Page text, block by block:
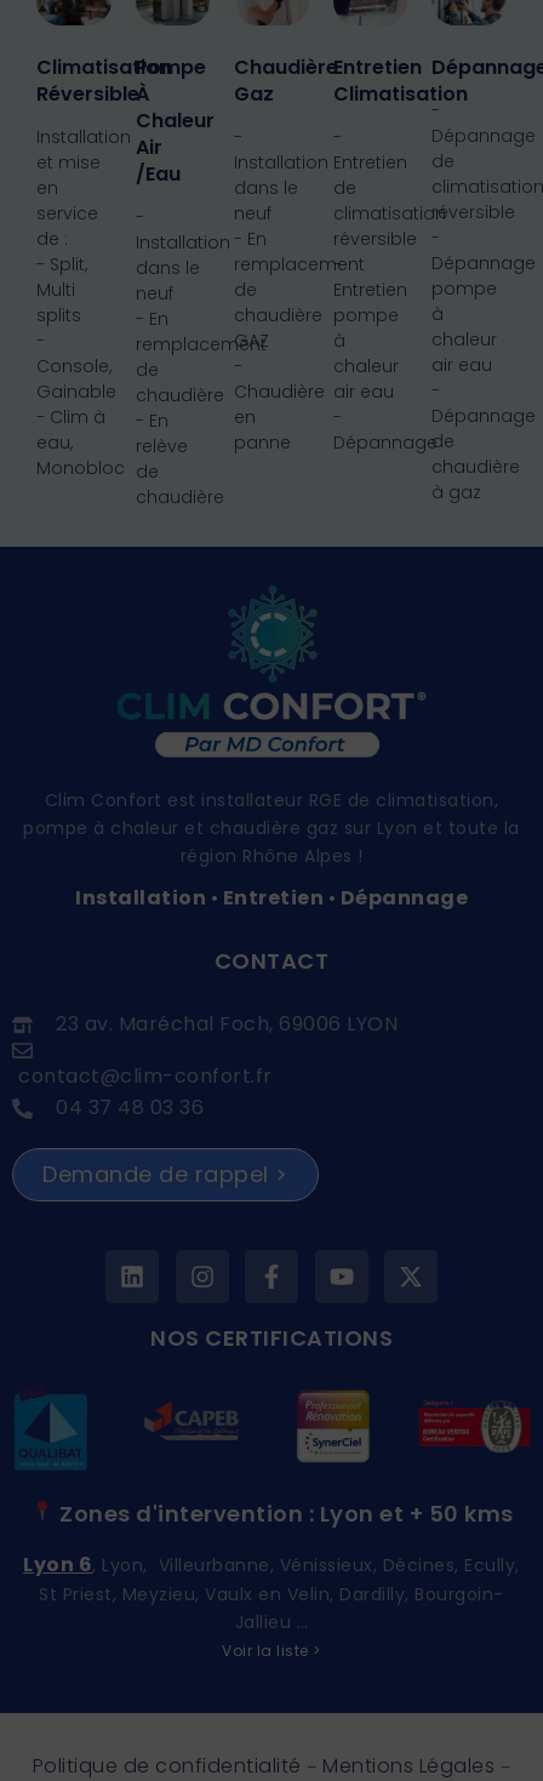
Climatisation
Réversible
Installation
et mise
en
service
de :
- Split,
Multi
splits
-
Console,
Gainable
- Clim à
eau,
Monobloc
Pompe
À
Chaleur
Air
/eau
-
Installation
dans le
neuf
- En
remplacement
de
chaudière
- En
relève
de
chaudière
Chaudière
Gaz
-
Installation
dans le
neuf
- En
remplacement
de
chaudière
GAZ
-
Chaudière
en
panne
Entretien
Climatisation
-
Entretien
de
climatisation
réversible
-
Entretien
pompe
à
chaleur
air eau
-
Dépannage
-
Dépannage
de
réversible
-
Dépannage
pompe
à
chaleur
air eau
-
Dépannage
de
chaudière
à gaz
Clim Confort est installateur RGE de climatisation,
pompe à chaleur et chaudière gaz sur Lyon et toute la
région Rhône Alpes !
Installation • Entretien • Dépannage
CONTACT
23 av. Maréchal Foch, 69006 LYON
contact@clim-confort.fr
04 37 48 03 36
Demande de rappel >
NOS CERTIFICATIONS
Zones d'intervention : Lyon et + 50 kms
Lyon 6, Lyon, Villeurbanne, Vénissieux, Décines, Ecully,
St Priest, Meyzieu, Vaulx en Velin, Dardilly, Bourgoin-
Jallieu …
Voir la liste >
Politique de confidentialité – Mentions Légales –